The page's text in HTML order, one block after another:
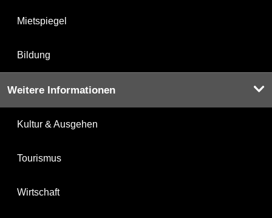
Mietspiegel
Bildung
Weitere Informationen
Kultur & Ausgehen
Tourismus
Wirtschaft